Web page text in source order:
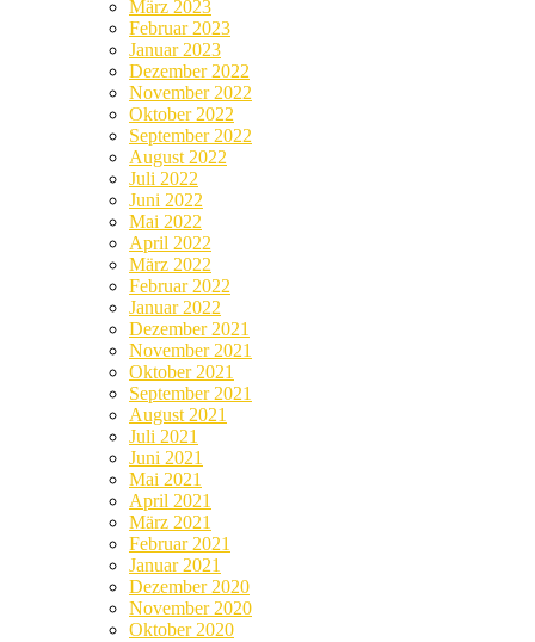
März 2023
Februar 2023
Januar 2023
Dezember 2022
November 2022
Oktober 2022
September 2022
August 2022
Juli 2022
Juni 2022
Mai 2022
April 2022
März 2022
Februar 2022
Januar 2022
Dezember 2021
November 2021
Oktober 2021
September 2021
August 2021
Juli 2021
Juni 2021
Mai 2021
April 2021
März 2021
Februar 2021
Januar 2021
Dezember 2020
November 2020
Oktober 2020